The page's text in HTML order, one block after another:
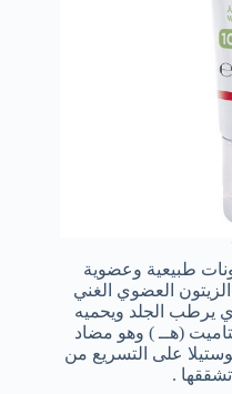
طبيعية وعضوية
العضوي الغني
الذي يرطب الجلد ويحميه
(هــ ) وهو مضاد
على التسريع من
.